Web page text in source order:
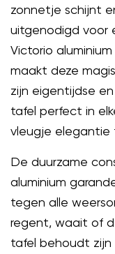
zonnetje schijnt
uitgenodigd voor
Victorio
maakt deze
zijn eigentijdse
tafel perfect in
vleugje elegantie
De duurzame
aluminium
tegen alle
regent, waait of
tafel behoudt